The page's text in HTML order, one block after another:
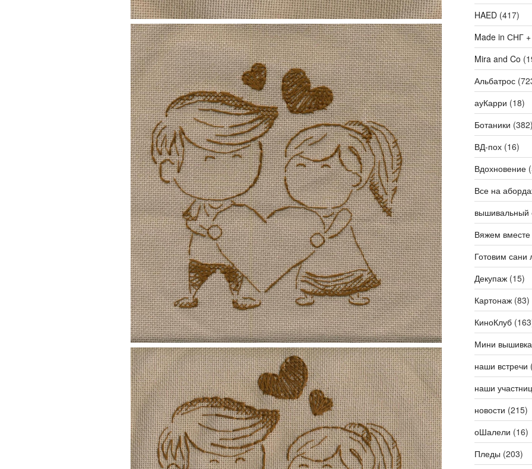
HAED(417)
Made in СНГ
Mira and Co
Альбатрос
ауКарри (18)
Ботаники
ВД-пох(16)
Вдохновение
Все на
вышивальный
Вяжем вместе
Готовим сани
Декупаж(15)
Картонаж(83)
КиноКлуб
Мини вышивка
наши встречи
наши
новости (215)
оШалели (16)
Пледы (203)